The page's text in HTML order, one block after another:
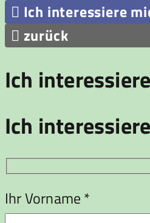
 Ich interessiere
 zurück
Ich
Ich
Ihr Vorname *